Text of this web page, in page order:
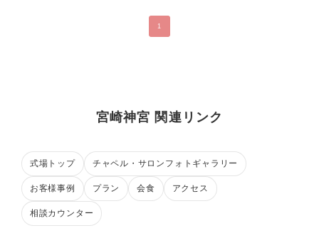
1
宮崎神宮 関連リンク
式場トップ チャペル・サロンフォトギャラリー
お客様事例 プラン 会食 アクセス
相談カウンター